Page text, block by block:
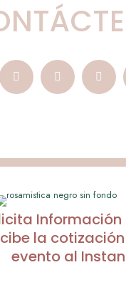
la
evento al